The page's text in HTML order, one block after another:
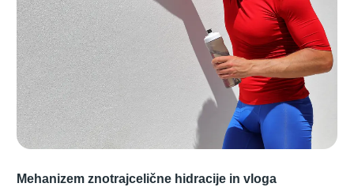
Mehanizem znotrajcelične hidracije in vloga